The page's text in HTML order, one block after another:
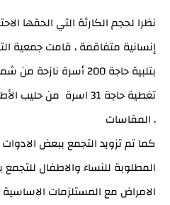
نظرا لحجم الكارثة التي الحقها
إنسانية متفاقمة ، قامت جمعية
بتلبية حاجة 200 أسرة
تغطية حاجة 31 اسرة من
المقاسات .
كما تم تزويد التجمع ببعض
المطلوبة للنساء والاطفال
الامراض مع المستلزمات